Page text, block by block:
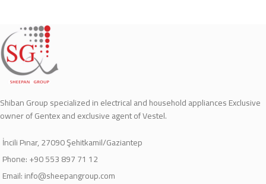
Shiban Group specialized in electrical and household appliances Exclusive
owner of Gentex and exclusive agent of Vestel.
İncili Pınar, 27090 Şehitkamil/Gaziantep
Phone: +90 553 897 71 12
Email:info@sheepangroup.com